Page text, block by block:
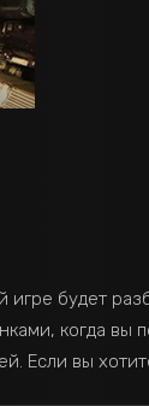
будет
когда
Если вы